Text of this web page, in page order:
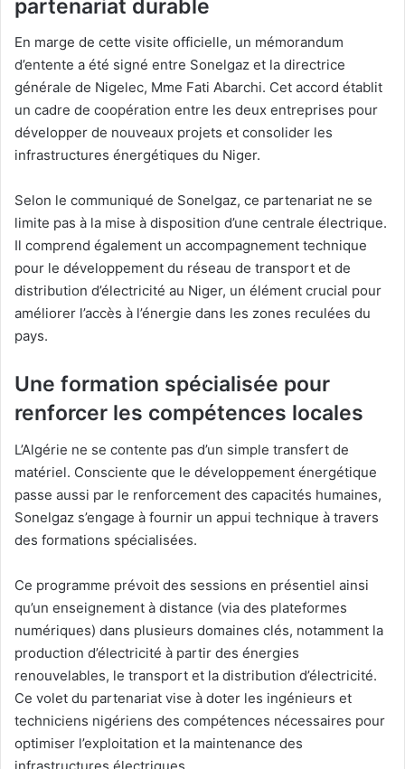
partenariat durable
En marge de cette visite officielle, un mémorandum
d’entente a été signé entre Sonelgaz et la directrice
générale de Nigelec, Mme Fati Abarchi. Cet accord établit
un cadre de coopération entre les deux entreprises pour
développer de nouveaux projets et consolider les
infrastructures énergétiques du Niger.
Selon le communiqué de Sonelgaz, ce partenariat ne se
limite pas à la mise à disposition d’une centrale électrique.
Il comprend également un accompagnement technique
pour le développement du réseau de transport et de
distribution d’électricité au Niger, un élément crucial pour
améliorer l’accès à l’énergie dans les zones reculées du
pays.
Une formation spécialisée pour
renforcer les compétences locales
L’Algérie ne se contente pas d’un simple transfert de
matériel. Consciente que le développement énergétique
passe aussi par le renforcement des capacités humaines,
Sonelgaz s’engage à fournir un appui technique à travers
des formations spécialisées.
Ce programme prévoit des sessions en présentiel ainsi
qu’un enseignement à distance (via des plateformes
numériques) dans plusieurs domaines clés, notamment la
production d’électricité à partir des énergies
renouvelables, le transport et la distribution d’électricité.
Ce volet du partenariat vise à doter les ingénieurs et
techniciens nigériens des compétences nécessaires pour
optimiser l’exploitation et la maintenance des
infrastructures électriques.